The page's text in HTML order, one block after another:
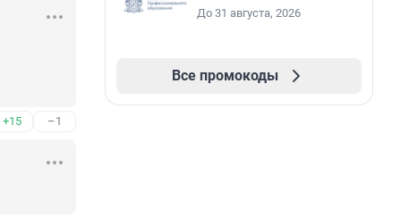
+15 –1
До 31 августа, 2026
Все промокоды